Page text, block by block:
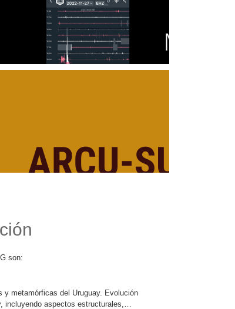
son:
metamórficas del Uruguay. Evolución
incluyendo aspectos estructurales,